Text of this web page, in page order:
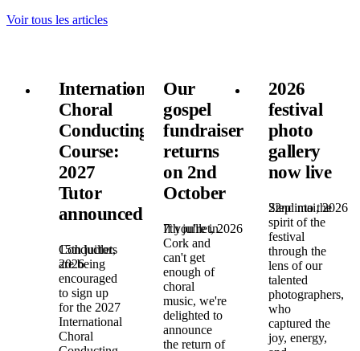
Voir tous les articles
International
Choral
Conducting
Course:
2027
Tutor
announced!
15th juillet,
2026
Conductors
are being
encouraged
to sign up
for the 2027
International
Choral
Our
gospel
fundraiser
returns
on 2nd
October
7th juillet, 2026
If you're in
Cork and
can't get
enough of
choral
music, we're
delighted to
announce
the return of
2026
festival
photo
gallery
now live
22nd mai, 2026
Step into the
spirit of the
festival
through the
lens of our
talented
photographers,
who
captured the
joy, energy,